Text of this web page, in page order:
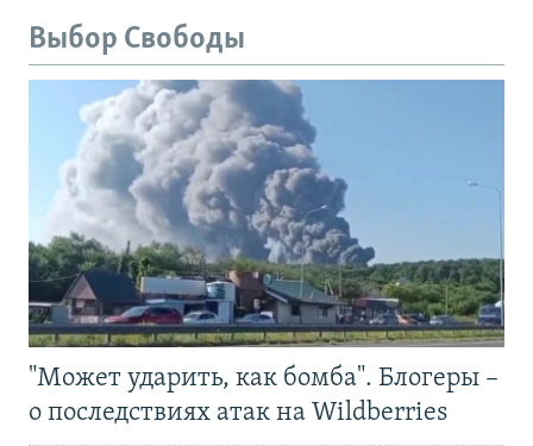
Выбор Свободы
"Может ударить, как бомба". Блогеры –
о последствиях атак на Wildberries